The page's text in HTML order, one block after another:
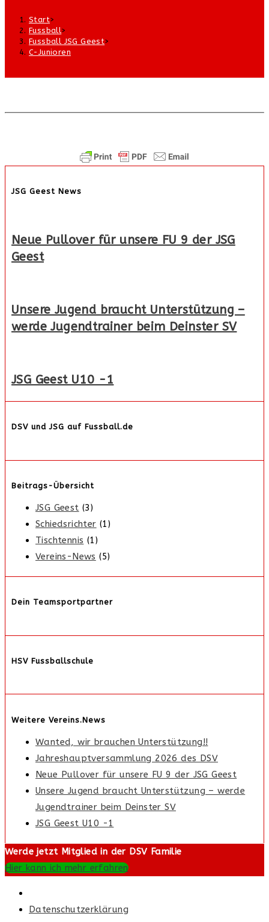
Start>
Fussball>
Fussball JSG Geest>
C-Junioren
JSG Geest News
Neue Pullover für unsere FU 9 der JSG
Geest
Unsere Jugend braucht Unterstützung –
werde Jugendtrainer beim Deinster SV
JSG Geest U10 -1
DSV und JSG auf Fussball.de
Beitrags-Übersicht
JSG Geest (3)
Schiedsrichter (1)
Tischtennis (1)
Vereins-News (5)
Dein Teamsportpartner
HSV Fussballschule
Weitere Vereins.News
Wanted, wir brauchen Unterstützung!!
Jahreshauptversammlung 2026 des DSV
Neue Pullover für unsere FU 9 der JSG Geest
Unsere Jugend braucht Unterstützung – werde
Jugendtrainer beim Deinster SV
JSG Geest U10 -1
Werde jetzt Mitglied in der DSV Familie
Hier kann ich mehr erfahren
Datenschutzerklärung